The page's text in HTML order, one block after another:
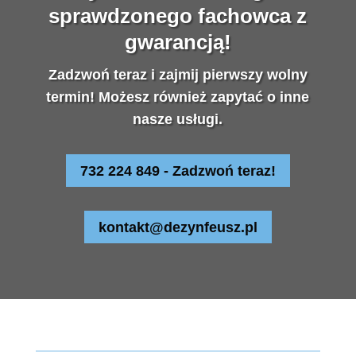
sprawdzonego fachowca z
gwarancją!
Zadzwoń teraz i zajmij pierwszy wolny
termin! Możesz również zapytać o inne
nasze usługi.
732 224 849 - Zadzwoń teraz!
kontakt@dezynfeusz.pl